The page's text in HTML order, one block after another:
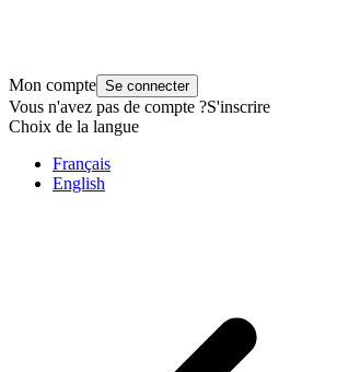
Mon compte Se connecter
Vous n'avez pas de compte ?S'inscrire
Choix de la langue
Français
English